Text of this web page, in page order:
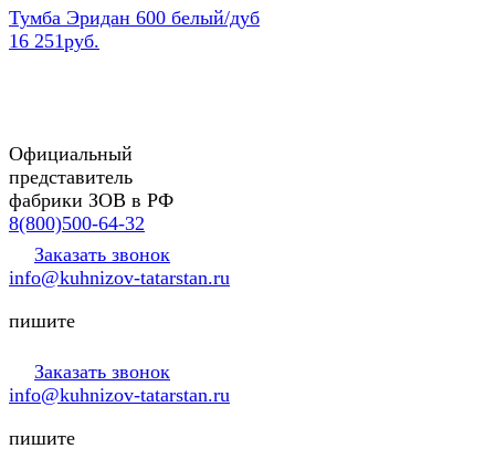
Тумба Эридан 600 белый/дуб
16 251руб.
Официальный
представитель
фабрики ЗОВ в РФ
8(800)500-64-32
Заказать звонок
info@kuhnizov-tatarstan.ru
пишите
Заказать звонок
info@kuhnizov-tatarstan.ru
пишите